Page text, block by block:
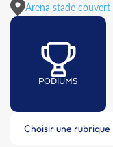
Arena stade
PODIUMS
Choisir une rubrique